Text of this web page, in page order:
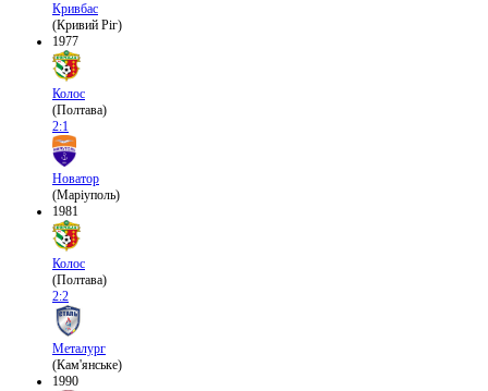
Кривбас
(Кривий Ріг)
1977
Колос
(Полтава)
2:1
Новатор
(Маріуполь)
1981
Колос
(Полтава)
2:2
Металург
(Кам'янське)
1990